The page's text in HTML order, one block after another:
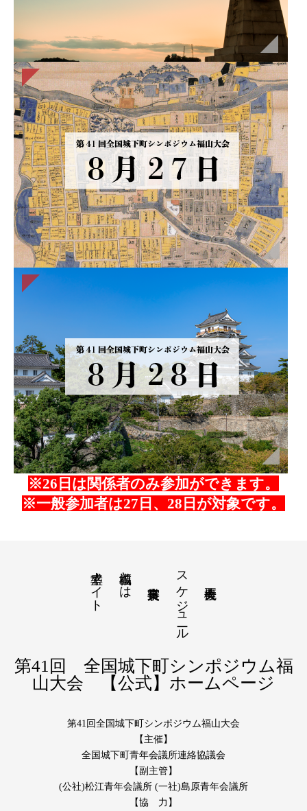
※26日は関係者のみ参加ができます。
※一般参加者は27日、28日が対象です。
スケジュール
福山城とは
幸盛ナイト
第41回 全国城下町シンポジウム福
山大会 【公式】ホームページ
第41回全国城下町シンポジウム福山大会
【主催】
全国城下町青年会議所連絡協議会
【副主管】
(公社)松江青年会議所 (一社)島原青年会議所
【協 力】